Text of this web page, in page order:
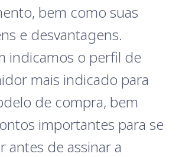
bem como suas
e desvantagens.
indicamos o perfil de
mais indicado para
de compra, bem
importantes para se
antes de assinar a